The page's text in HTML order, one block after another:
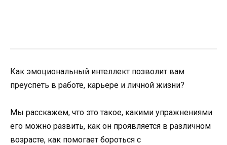
Как эмоциональный интеллект позволит вам
преуспеть в работе, карьере и личной жизни?
Мы расскажем, что это такое, какими упражнениями
его можно развить, как он проявляется в различном
возрасте, как помогает бороться с